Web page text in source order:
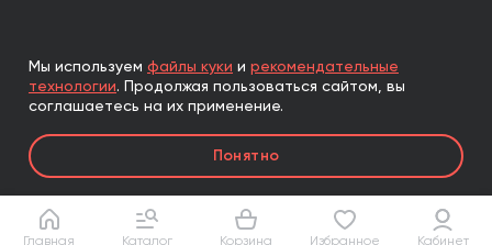
2026, ООО «Альпина Паблишер»
Все права защищены
Книги реализуются ООО «Альпина Паблишер»
по договору комиссии с ООО «Альпина нон-фикшн»,
по договору комиссии с ООО «Альпина ПРО».
Мы используем файлы куки и рекомендательные
технологии. Продолжая пользоваться сайтом, вы
соглашаетесь на их применение.
Понятно
Главная Каталог Корзина Избранное Кабинет